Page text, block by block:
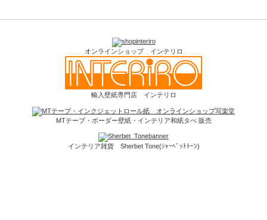
オンラインショップ インテリロ
輸入壁紙専門店 インテリロ
MTテープ・ボーダー壁紙・インテリア和紙タぺ 販売
インテリア雑貨 Sherbet Tone(ｼｬｰﾍﾞｯﾄﾄｰﾝ)